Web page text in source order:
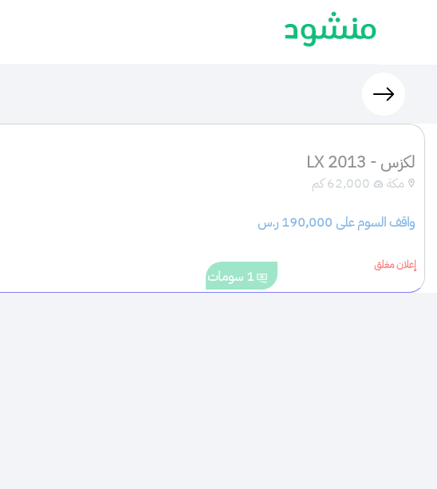
لكزس - LX 2013
مكة 62,000 كم
واقف السوم على 190,000 ر.س
1 سومات
إعلان مغلق